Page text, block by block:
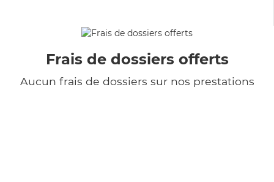
Frais de dossiers offerts
Aucun frais de dossiers sur nos prestations